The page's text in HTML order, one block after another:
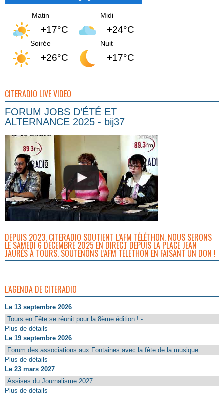
Matin
+17°C
Midi
+24°C
Soirée
+26°C
Nuit
+17°C
CITERADIO LIVE VIDEO
FORUM JOBS D’ÉTÉ ET
ALTERNANCE 2025 - bij37
DEPUIS 2023, CITERADIO SOUTIENT L’AFM TÉLÉTHON. NOUS SERONS
LE SAMEDI 6 DÉCEMBRE 2025 EN DIRECT DEPUIS LA PLACE JEAN
JAURÈS À TOURS. SOUTENONS L’AFM TÉLÉTHON EN FAISANT UN DON !
L'AGENDA DE CITERADIO
Le 13 septembre 2026
Tours en Fête se réunit pour la 8ème édition ! -
Plus de détails
Le 19 septembre 2026
Forum des associations aux Fontaines avec la fête de la musique
Plus de détails
Le 23 mars 2027
Assises du Journalisme 2027
Plus de détails